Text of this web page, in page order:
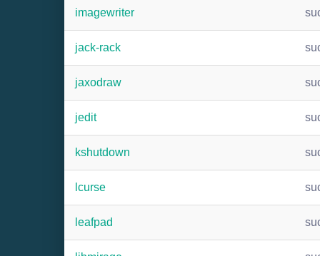
imagewriter
jack-rack
jaxodraw
jedit
kshutdown
lcurse
leafpad